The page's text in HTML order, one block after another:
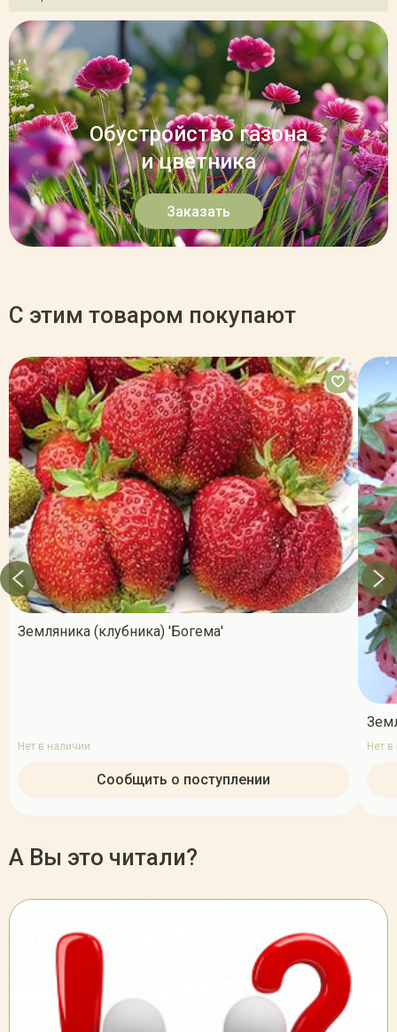
Обустройство газона
и цветника
Заказать
С этим товаром покупают
Земляника (клубника) 'Богема'
Нет в наличии
Сообщить о поступлении
Нет
А Вы это читали?